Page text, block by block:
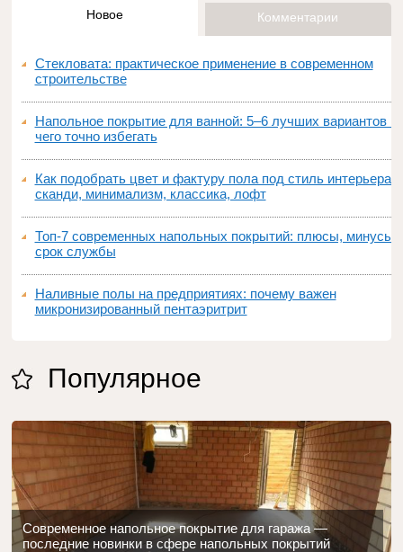
Новое Комментарии
Стекловата: практическое применение в современном
строительстве
Напольное покрытие для ванной: 5–6 лучших вариантов и
чего точно избегать
Как подобрать цвет и фактуру пола под стиль интерьера:
сканди, минимализм, классика, лофт
Топ‑7 современных напольных покрытий: плюсы, минусы,
срок службы
Наливные полы на предприятиях: почему важен
микронизированный пентаэритрит
Популярное
Современное напольное покрытие для гаража —
последние новинки в сфере напольных покрытий